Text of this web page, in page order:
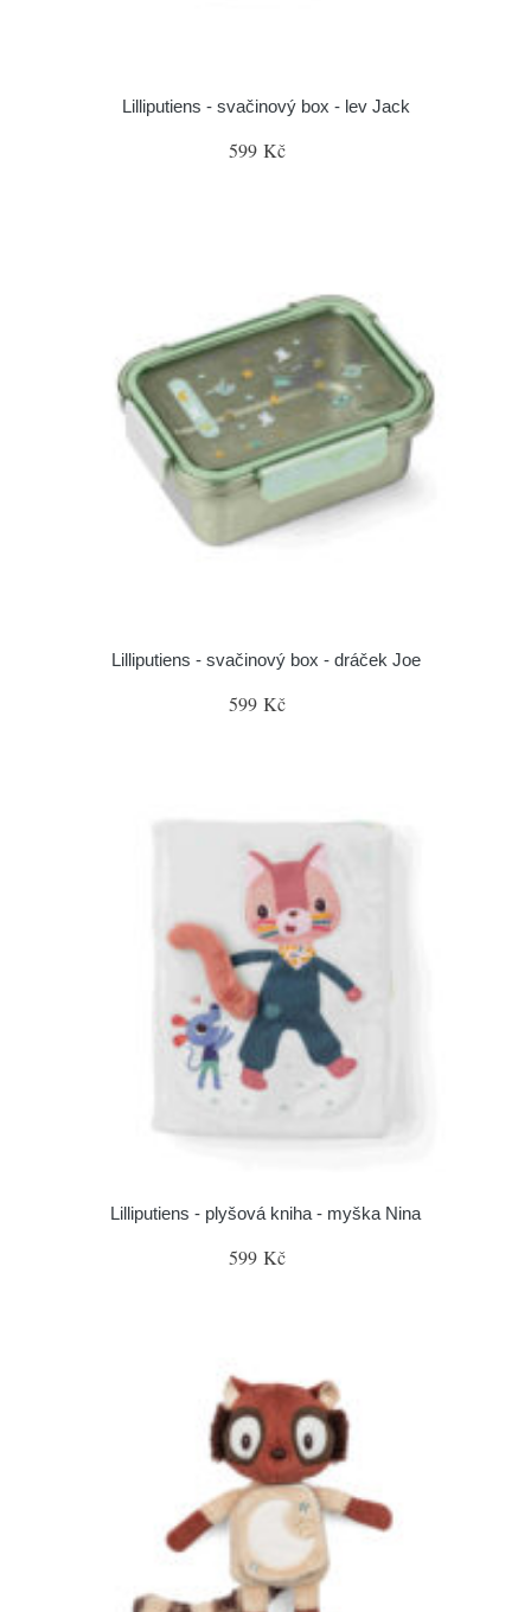
Lilliputiens - svačinový box - lev Jack
599 Kč
Lilliputiens - svačinový box - dráček Joe
599 Kč
Lilliputiens - plyšová kniha - myška Nina
599 Kč